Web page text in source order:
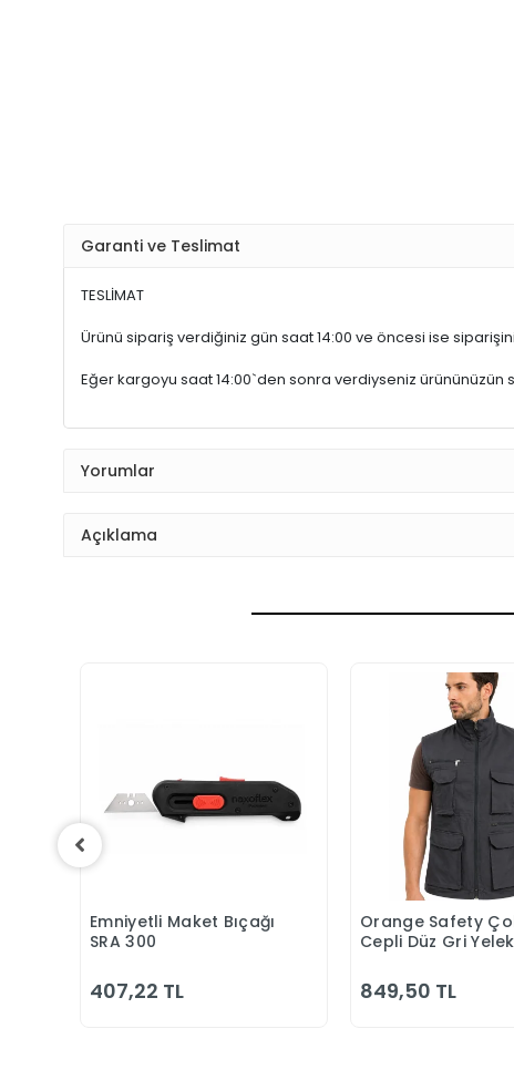
Garanti ve Teslimat
TESLİMAT
Ürünü sipariş verdiğiniz gün saat 14:00 ve öncesi ise
Eğer kargoyu saat 14:00`den sonra verdiyseniz
Yorumlar
Açıklama
Sepete Ekle
Emniyetli Maket Bıçağı
SRA 300
407,22 TL
Sepete
Orange Safety
Cepli Düz Gri Yelek
849,50 TL